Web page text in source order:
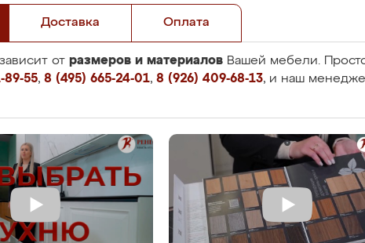
Доставка Оплата
от размеров и материалов Вашей мебели.
89-55, 8 (495) 665-24-01, 8 (926) 409-68-13, и наш